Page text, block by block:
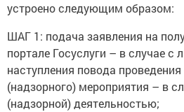
устроено следующим образом:
ШАГ 1: подача заявления на
портале Госуслуги – в случае с
наступления повода
(надзорного) мероприятия – в
(надзорной) деятельностью;